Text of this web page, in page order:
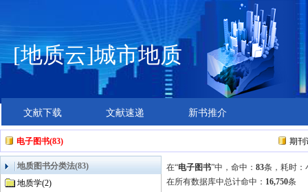
[地质云]城市地质
文献下载 文献速递 新书推介
电子图书(83) 期刊
地质图书分类法(83)
地质学(2)
在“电子图书”中， 命中： 83条，耗时：
在所有数据库中总计命中： 16,750条